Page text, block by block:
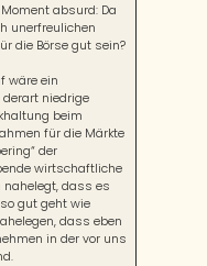
absurd: Da
unerfreulichen
die Börse gut sein?
wäre ein
derart niedrige
beim
für die Märkte
der
wirtschaftliche
dass es
gut geht wie
dass eben
in der vor uns